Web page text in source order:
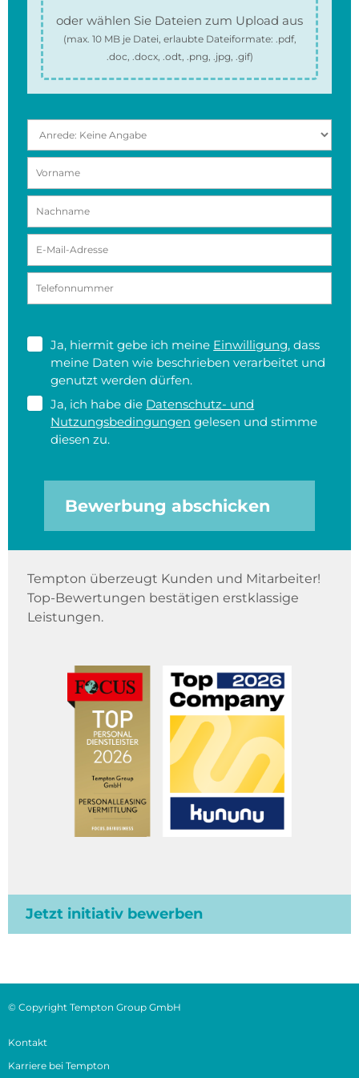
oder wählen Sie Dateien zum Upload aus
(max. 10 MBje Datei, erlaubte Dateiformate: .pdf,
.doc, .docx, .odt, .png, .jpg, .gif)
Ja, hiermit gebe ich meine Einwilligung, dass
meine Daten wie beschrieben verarbeitet und
genutzt werden dürfen.
Ja, ich habe die Datenschutz- und
Nutzungsbedingungen gelesen und stimme
diesen zu.
Bewerbung abschicken
Tempton überzeugt Kunden und Mitarbeiter!
Top-Bewertungen bestätigen erstklassige
Leistungen.
Jetzt initiativ bewerben
© Copyright Tempton Group GmbH
Kontakt
Karriere bei Tempton